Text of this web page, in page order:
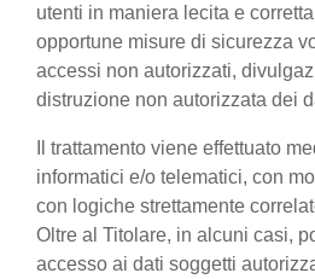
utenti in maniera lecita e
opportune misure di sicurezza
accessi non autorizzati,
distruzione non autorizzata dei
Il trattamento viene effettuato
informatici e/o telematici, con
con logiche strettamente
Oltre al Titolare, in alcuni casi,
accesso ai dati soggetti